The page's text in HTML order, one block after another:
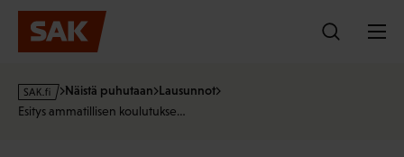
Hyppää
sisältöön
s
a
Näistä puhutaan Lausunnot
Esitys ammatillisen koulutukse…